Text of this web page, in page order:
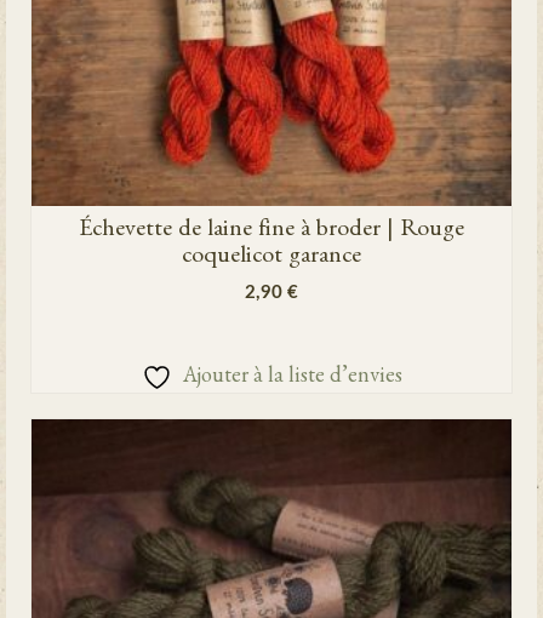
Échevette de laine fine à broder | Rouge
coquelicot garance
2,90 €
Ajouter à la liste d’envies